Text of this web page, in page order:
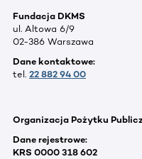
Fundacja DKMS
ul. Altowa 6/9
02-386 Warszawa
Dane kontaktowe:
tel. 22 882 94 00
Organizacja Pożytku
Dane rejestrowe:
KRS 0000 318 602